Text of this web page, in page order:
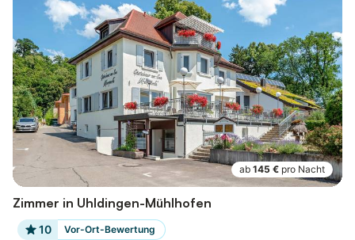
ab 145 € pro Nacht
Zimmer in Uhldingen-Mühlhofen
10 Vor-Ort-Bewertung